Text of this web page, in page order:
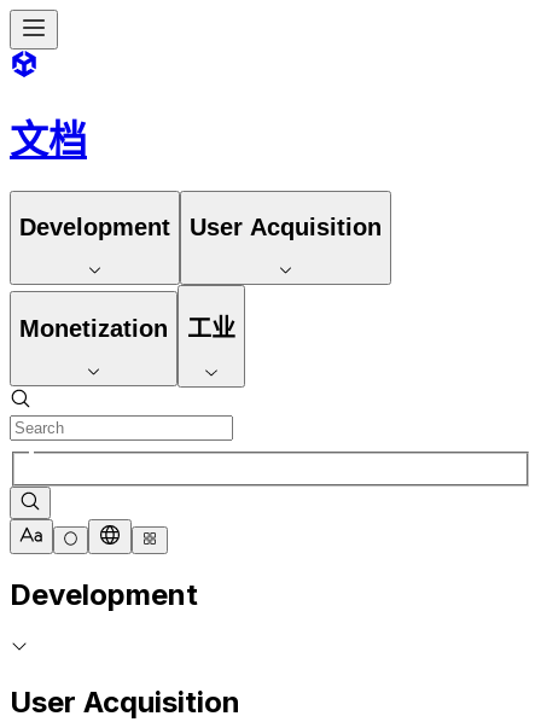
文档
Development User Acquisition
Monetization 工业
Development
User Acquisition